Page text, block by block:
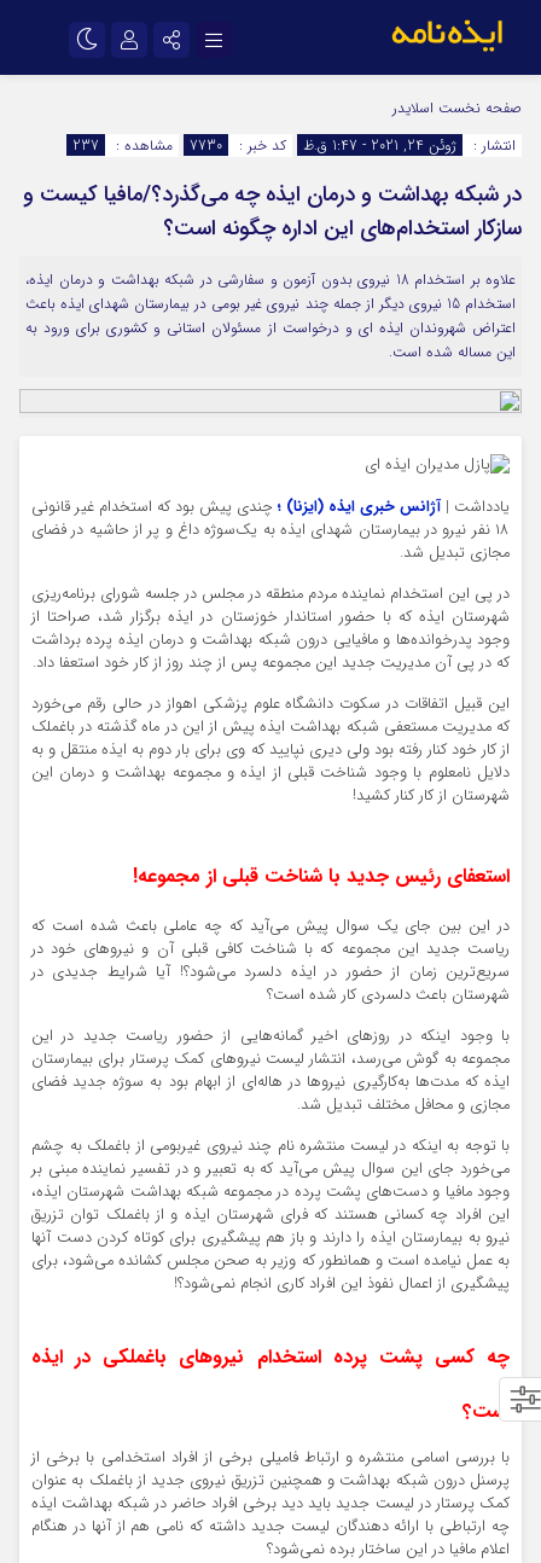
اینستاگرام
سروش
ایتا
آپارات
اپلیکیشن رمز عبور
مرا به خاطر بسپار
صفحه نخست اسلایدر
انتشار :
ژوئن 24, 2021 - 1:47 ق.ظ کد خبر : 7730 مشاهده : 237
در شبکه بهداشت و درمان ایذه چه می‌گذرد؟/مافیا کیست و
سازکار استخدام‌های این اداره چگونه است؟
علاوه بر استخدام 18 نیروی بدون آزمون و سفارشی در شبکه بهداشت و درمان ایذه،
استخدام 15 نیروی دیگر از جمله چند نیروی غیر بومی در بیمارستان شهدای ایذه باعث
اعتراض شهروندان ایذه ای و درخواست از مسئولان استانی و کشوری برای ورود به
این مساله شده است.
یادداشت | آژانس خبری ایذه (ایزنا) ؛ چندی پیش بود که استخدام غیر قانونی
۱۸ نفر نیرو در بیمارستان شهدای ایذه به یک‌سوژه داغ و پر از حاشیه در فضای
مجازی تبدیل شد.
در پی این استخدام نماینده مردم منطقه در مجلس در جلسه شورای برنامه‌ریزی
شهرستان ایذه که با حضور استاندار خوزستان در ایذه برگزار شد، صراحتا از
وجود پدرخوانده‌ها و مافیایی درون شبکه بهداشت و درمان ایذه پرده برداشت
که در پی آن مدیریت جدید این مجموعه پس از چند روز از کار خود استعفا داد.
این قبیل اتفاقات در سکوت دانشگاه علوم پزشکی اهواز در حالی رقم می‌خورد
که مدیریت مستعفی شبکه بهداشت ایذه پیش از این در ماه گذشته در باغملک
از کار خود کنار رفته بود ولی دیری نپایید که وی برای بار دوم به ایذه منتقل و به
دلایل نامعلوم با وجود شناخت قبلی از ایذه و مجموعه بهداشت و درمان این
شهرستان از کار کنار کشید!
استعفای رئیس جدید با شناخت قبلی از مجموعه!
در این بین جای یک سوال پیش می‌آید که چه عاملی باعث شده است که
ریاست جدید این مجموعه که با شناخت کافی قبلی آن و نیروهای خود در
سریع‌ترین زمان از حضور در ایذه دلسرد می‌شود؟! آیا شرایط جدیدی در
شهرستان باعث دلسردی کار شده است؟
با وجود اینکه در روزهای اخیر گمانه‌هایی از حضور ریاست جدید در این
مجموعه به گوش می‌رسد، انتشار لیست نیروهای کمک پرستار برای بیمارستان
ایذه که مدت‌ها به‌کارگیری نیروها در هاله‌ای از ابهام بود به سوژه جدید فضای
مجازی و محافل مختلف تبدیل شد.
با توجه به اینکه در لیست منتشره نام چند نیروی غیربومی از باغملک به چشم
می‌خورد جای این سوال پیش می‌آید که به تعبیر و در تفسیر نماینده مبنی بر
وجود مافیا و دست‌های پشت پرده در مجموعه شبکه بهداشت شهرستان ایذه،
این افراد چه کسانی هستند که فرای شهرستان ایذه و از باغملک توان تزریق
نیرو به بیمارستان ایذه را دارند و باز هم پیشگیری برای کوتاه کردن دست آنها
به عمل نیامده است و همانطور که وزیر به صحن مجلس کشانده می‌شود، برای
پیشگیری از اعمال نفوذ این افراد کاری انجام نمی‌شود؟!
چه کسی پشت پرده استخدام نیروهای باغملکی در ایذه
است؟
با بررسی اسامی منتشره و ارتباط فامیلی برخی از افراد استخدامی با برخی از
پرسنل درون شبکه بهداشت و همچنین تزریق نیروی جدید از باغملک به عنوان
کمک پرستار در لیست جدید باید دید برخی افراد حاضر در شبکه بهداشت ایذه
چه ارتباطی با ارائه دهندگان لیست جدید داشته که نامی هم از آنها در هنگام
اعلام مافیا در این ساختار برده نمی‌شود؟